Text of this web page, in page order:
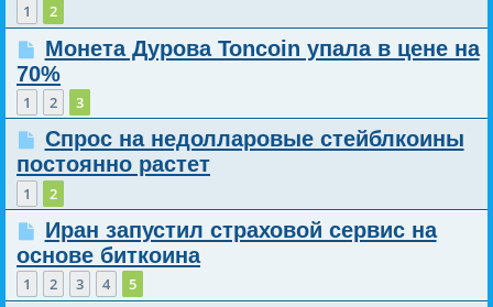
1 2
Монета Дурова Toncoin упала в цене на
70%
1 2 3
Спрос на недолларовые стейблкоины
постоянно растет
1 2
Иран запустил страховой сервис на
основе биткоина
1 2 3 4 5